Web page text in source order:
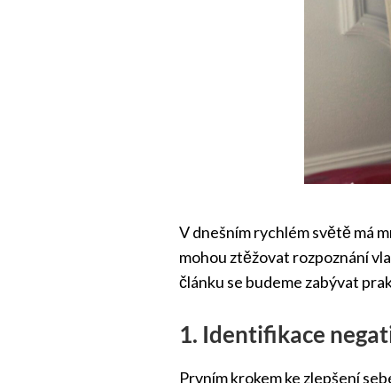
V dnešním rychlém světě má
mohou ztěžovat rozpoznání
článku se budeme zabývat
1. Identifikace
Prvním krokem ke zlepšení